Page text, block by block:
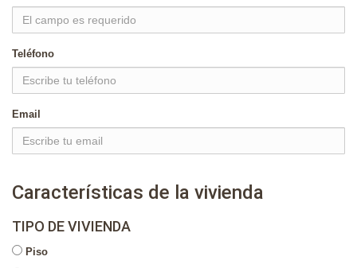
Teléfono
Email
Características de la vivienda
TIPO DE VIVIENDA
Piso